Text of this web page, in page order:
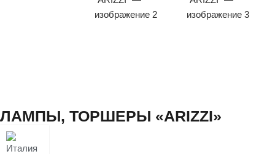
ЛАМПЫ, ТОРШЕРЫ «ARIZZI»